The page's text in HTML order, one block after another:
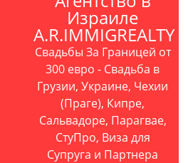
Израиле
A.R.IMMIGREALTY
Свадьбы За Границей от
300 евро - Свадьба в
Грузии, Украине, Чехии
(Праге), Кипре,
Сальвадоре, Парагвае,
СтуПро, Виза для
Супруга и Партнера